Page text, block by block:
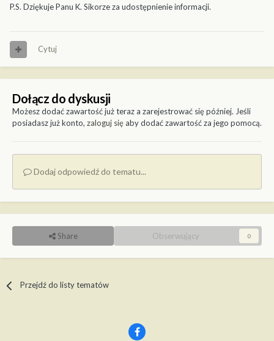
P.S. Dziękuje Panu K. Sikorze za udostępnienie informacji.
Cytuj
Dołącz do dyskusji
Możesz dodać zawartość już teraz a zarejestrować się później. Jeśli
posiadasz już konto, zaloguj sięaby dodać zawartość za jego pomocą.
Dodaj odpowiedź do tematu...
Share Obserwujący 0
Przejdź do listy tematów